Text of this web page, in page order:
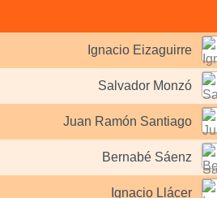
Ignacio Eizaguirre
Salvador Monzó
Juan Ramón Santiago
Bernabé Sáenz
Ignacio Llácer